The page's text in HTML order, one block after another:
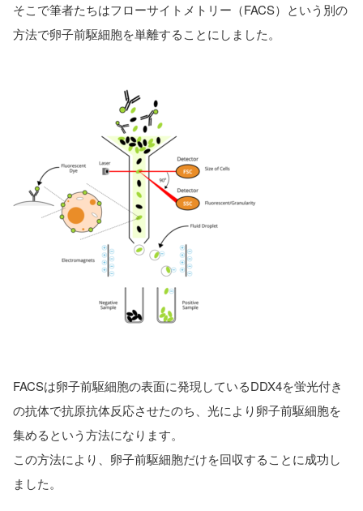
そこで筆者たちはフローサイトメトリー（FACS）という別の
方法で卵子前駆細胞を単離することにしました。
FACSは卵子前駆細胞の表面に発現しているDDX4を蛍光付き
の抗体で抗原抗体反応させたのち、光により卵子前駆細胞を
集めるという方法になります。
この方法により、卵子前駆細胞だけを回収することに成功し
ました。